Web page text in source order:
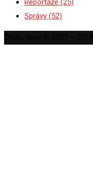
Reportáže (25)
Správy (52)